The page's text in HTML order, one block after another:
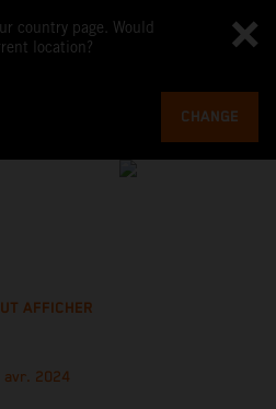
country page. Would
location?
CHANGE
AFFICHER
avr. 2024